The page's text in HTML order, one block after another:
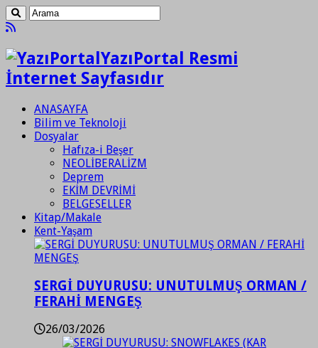
YazıPortal Resmi
İnternet Sayfasıdır
ANASAYFA
Bilim ve Teknoloji
Dosyalar
Hafıza-i Beşer
NEOLİBERALİZM
Deprem
EKİM DEVRİMİ
BELGESELLER
Kitap/Makale
Kent-Yaşam
SERGİ DUYURUSU: UNUTULMUŞ ORMAN /
FERAHİ MENGEŞ
26/03/2026